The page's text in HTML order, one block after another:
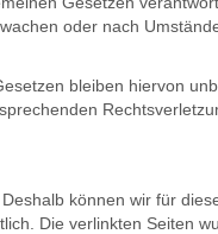
oder nach
bleiben hiervon
können wir für
Die verlinkten Seiten